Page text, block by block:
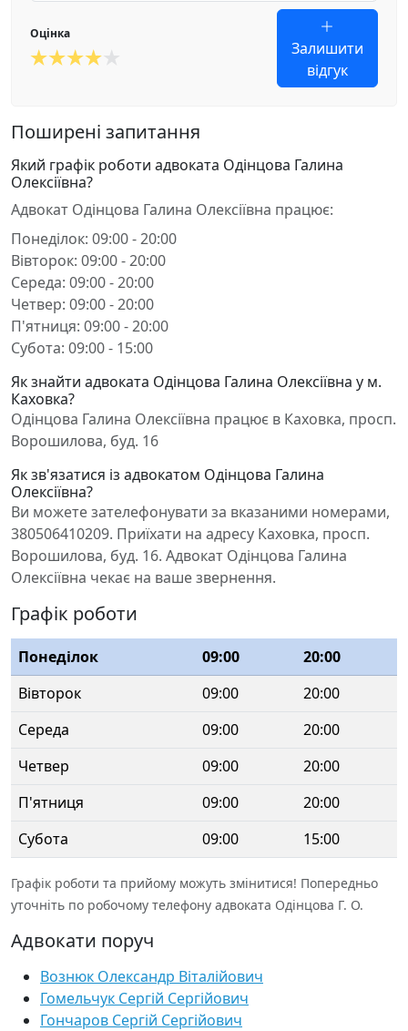
Оцінка
Залишити
відгук
Поширені запитання
Який графік роботи адвоката Одінцова Галина
Олексіївна?
Адвокат Одінцова Галина Олексіївна працює:
Понеділок: 09:00 - 20:00
Вівторок: 09:00 - 20:00
Середа: 09:00 - 20:00
Четвер: 09:00 - 20:00
П'ятниця: 09:00 - 20:00
Субота: 09:00 - 15:00
Як знайти адвоката Одінцова Галина Олексіївна у м.
Каховка?
Одінцова Галина Олексіївна працює в Каховка, просп.
Ворошилова, буд. 16
Як зв'язатися із адвокатом Одінцова Галина
Олексіївна?
Ви можете зателефонувати за вказаними номерами,
380506410209. Приїхати на адресу Каховка, просп.
Ворошилова, буд. 16. Адвокат Одінцова Галина
Олексіївна чекає на ваше звернення.
Графік роботи
Понеділок 09:00
20:00
Вівторок
09:00
20:00
Середа
09:00
20:00
Четвер
09:00
20:00
П'ятниця
09:00
20:00
Субота
09:00 15:00
Графік роботи та прийому можуть змінитися! Попередньо
уточніть по робочому телефону адвоката Одінцова Г. О.
Адвокати поруч
Вознюк Олександр Віталійович
Гомельчук Сергій Сергійович
Гончаров Сергій Сергійович